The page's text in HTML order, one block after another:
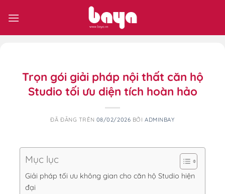
đến
Trọn gói giải pháp nội thất căn hộ
Studio tối ưu diện tích hoàn hảo
ĐÃ ĐĂNG TRÊN 08/02/2026 BỞIADMINBAY
Mục lục
Giải pháp tối ưu không gian cho căn hộ Studio hiện
đại